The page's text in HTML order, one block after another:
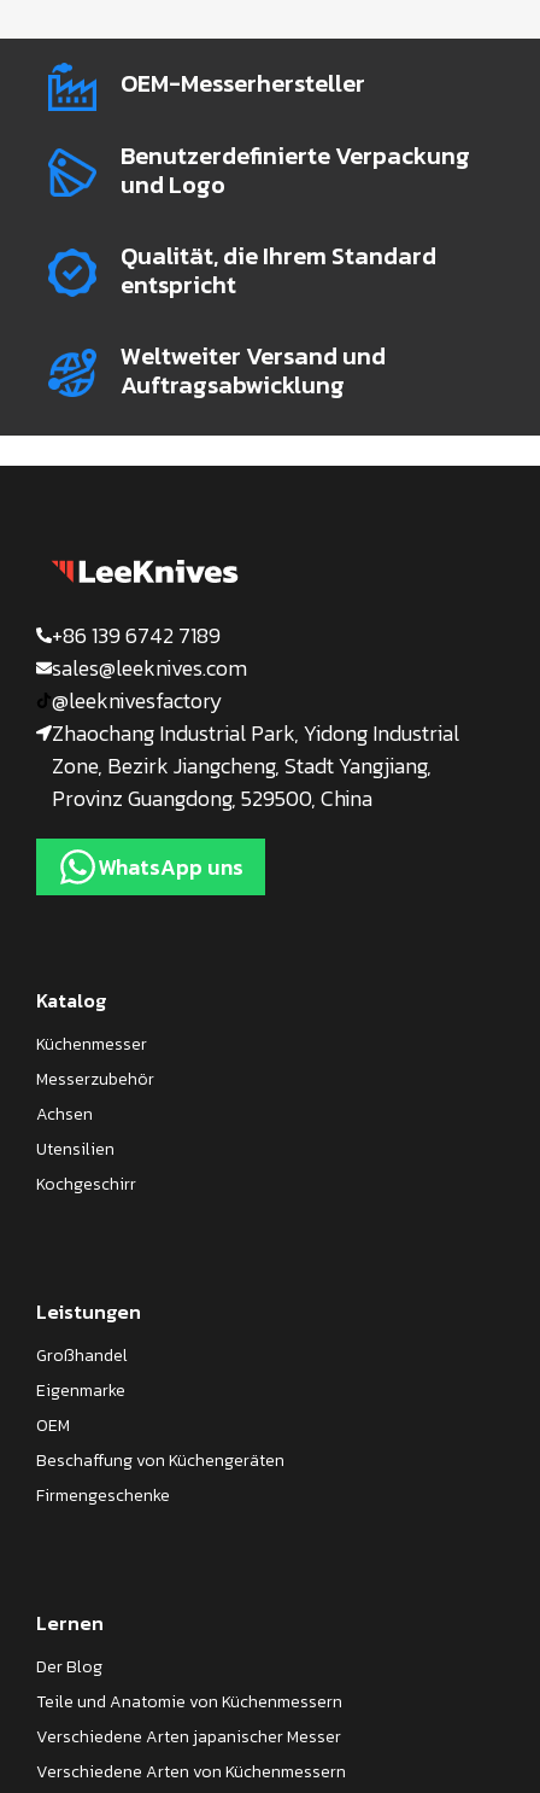
OEM-Messerhersteller
Benutzerdefinierte Verpackung
und Logo
Qualität, die Ihrem Standard
entspricht
Weltweiter Versand und
Auftragsabwicklung
+86 139 6742 7189
sales@leeknives.com
@leeknivesfactory
Zhaochang Industrial Park, Yidong Industrial
Zone, Bezirk Jiangcheng, Stadt Yangjiang,
Provinz Guangdong, 529500, China
WhatsApp uns
Katalog
Küchenmesser
Messerzubehör
Achsen
Utensilien
Kochgeschirr
Leistungen
Großhandel
Eigenmarke
OEM
Beschaffung von Küchengeräten
Firmengeschenke
Lernen
Der Blog
Teile und Anatomie von Küchenmessern
Verschiedene Arten japanischer Messer
Verschiedene Arten von Küchenmessern